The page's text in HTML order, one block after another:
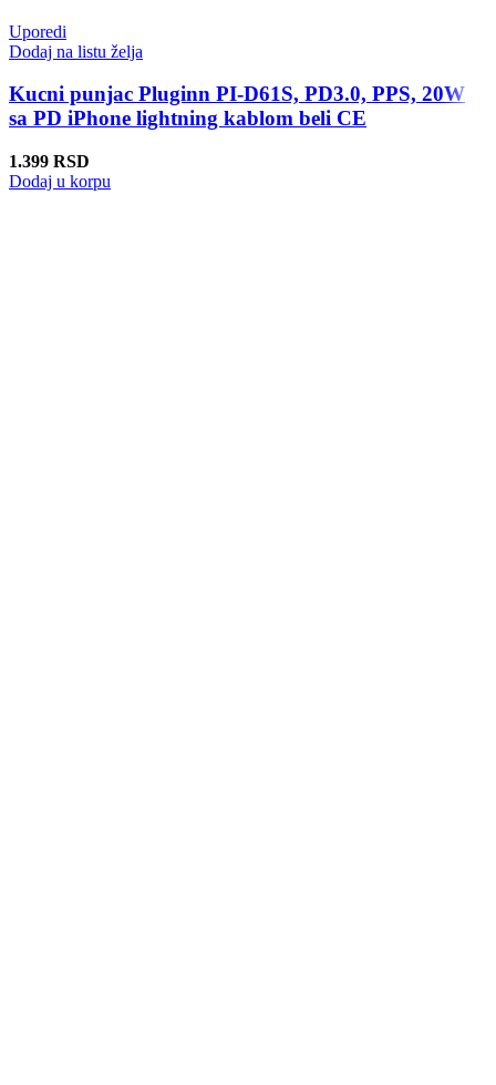
Uporedi
Dodaj na listu želja
Kucni punjac Pluginn PI-D61S, PD3.0, PPS, 20W
sa PD iPhone lightning kablom beli CE
1.399 RSD
Dodaj u korpu